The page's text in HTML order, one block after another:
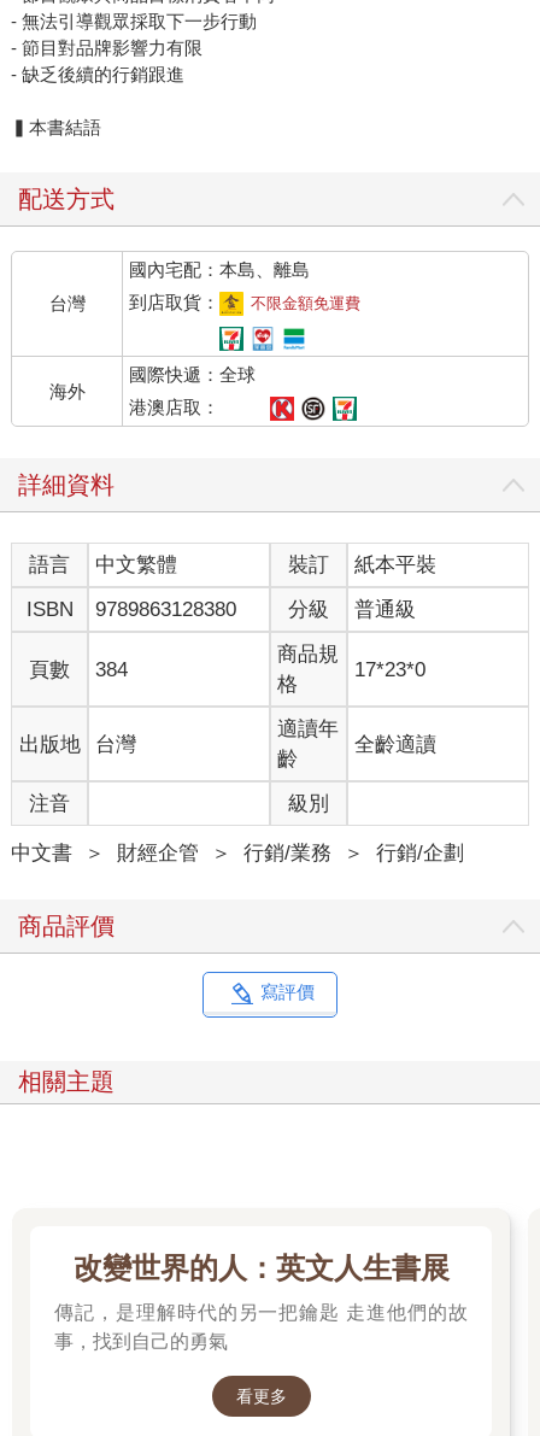
- 無法引導觀眾採取下一步行動
- 節目對品牌影響力有限
- 缺乏後續的行銷跟進
▍本書結語
配送方式
台灣
國內宅配：本島、離島
到店取貨：
不限金額免運費
海外
國際快遞：全球
港澳店取：
詳細資料
語言 中文繁體 裝訂
紙本平裝
ISBN
9789863128380 分級 普通級
頁數 384
商品規
格
17*23*0
出版地 台灣
適讀年
齡
全齡適讀
注音 級別
中文書 ＞ 財經企管 ＞ 行銷/業務 ＞ 行銷/企劃
商品評價
寫評價
相關主題
改變世界的人：英文人生書展
傳記，是理解時代的另一把鑰匙 走進他們的故
事，找到自己的勇氣
看更多